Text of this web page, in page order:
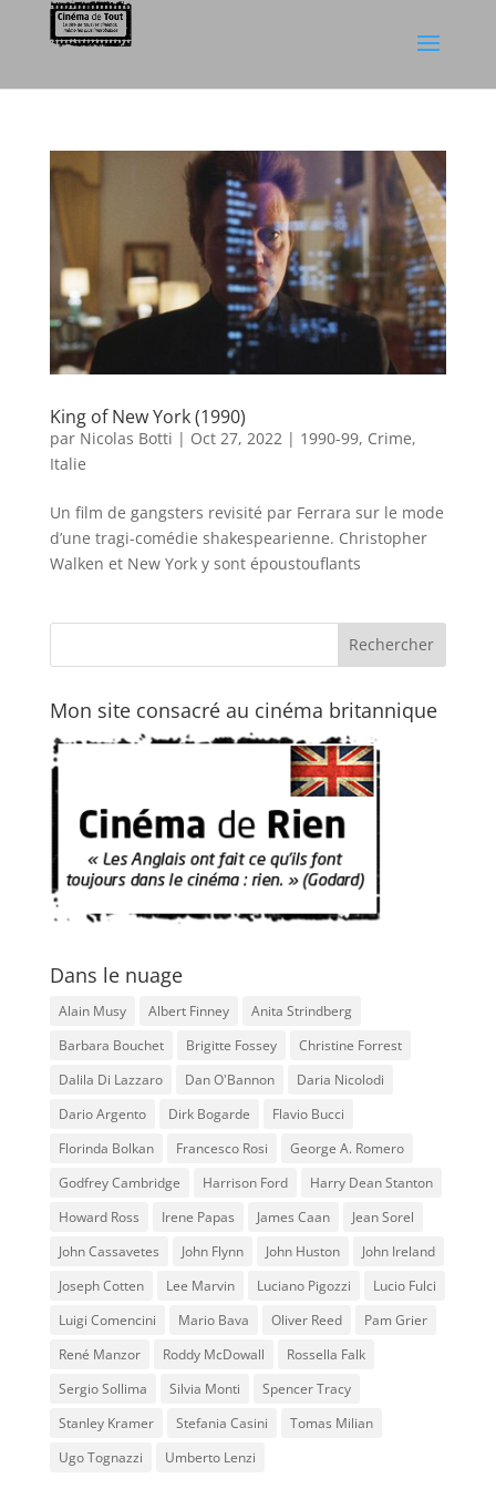
King of New York (1990)
par Nicolas Botti | Oct 27, 2022 | 1990-99, Crime,
Italie
Un film de gangsters revisité par Ferrara sur le mode
d’une tragi-comédie shakespearienne. Christopher
Walken et New York y sont époustouflants
Mon site consacré au cinéma britannique
Dans le nuage
Alain Musy Albert Finney
Anita Strindberg
Barbara Bouchet
Brigitte Fossey
Christine Forrest
Dalila Di Lazzaro
Dan O'Bannon
Daria Nicolodi
Dario Argento
Dirk Bogarde
Flavio Bucci
Florinda Bolkan
Francesco Rosi
George A. Romero
Godfrey Cambridge
Harrison Ford
Harry Dean Stanton
Howard Ross
Irene Papas James Caan
Jean Sorel
John Cassavetes
John Flynn John Huston
John Ireland
Joseph Cotten
Lee Marvin Luciano Pigozzi
Lucio Fulci
Luigi Comencini
Mario Bava Oliver Reed
Pam Grier
René Manzor
Roddy McDowall
Rossella Falk
Sergio Sollima
Silvia Monti
Spencer Tracy
Stanley Kramer
Stefania Casini
Tomas Milian
Ugo Tognazzi
Umberto Lenzi